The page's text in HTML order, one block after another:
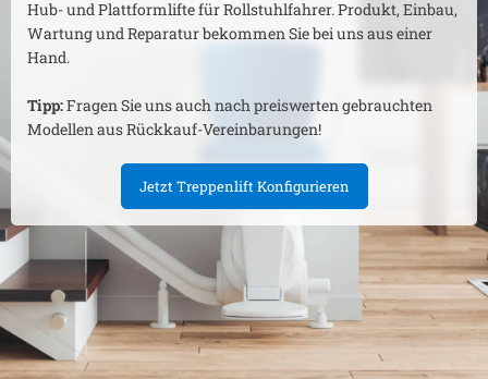
Hub- und Plattformlifte für Rollstuhlfahrer. Produkt, Einbau,
Wartung und Reparatur bekommen Sie bei uns aus einer
Hand.
Tipp:Fragen Sie uns auch nach preiswerten gebrauchten
Modellen aus Rückkauf-Vereinbarungen!
Jetzt Treppenlift Konfigurieren